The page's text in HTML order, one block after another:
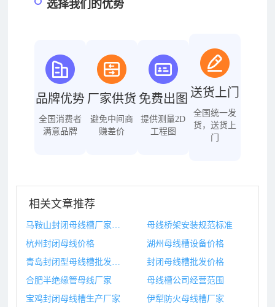
选择我们的优势
品牌优势
全国消费者
满意品牌
厂家供货
避免中间商
赚差价
免费出图
提供测量2D
工程图
送货上门
全国统一发
货，送货上
门
相关文章推荐
母线桥架安装规范标准
杭州封闭母线价格
湖州母线槽设备价格
封闭母线槽批发价格
合肥半绝缘管母线厂家
母线槽公司经营范围
宝鸡封闭母线槽生产厂家
伊犁防火母线槽厂家